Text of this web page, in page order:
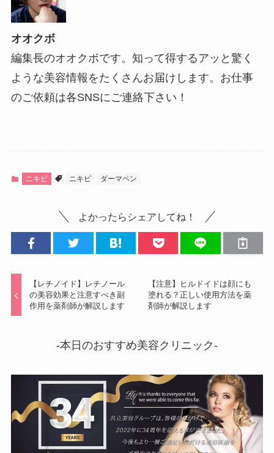
オオクボ
編集長のオオクボです。知って得するアッと驚く
ような美容情報をたくさんお届けします。お仕事
のご依頼は各SNSにご連絡下さい！
ニキビ ニキビ ダーマペン
よかったらシェアしてね！
【レチノイド】レチノール
の美容効果と注意すべき副
作用を薬剤師が解説します
【注意】ヒルドイドは顔にも
塗れる？正しい使用方法を薬
剤師が解説します
-本日のおすすめ美容クリニック-